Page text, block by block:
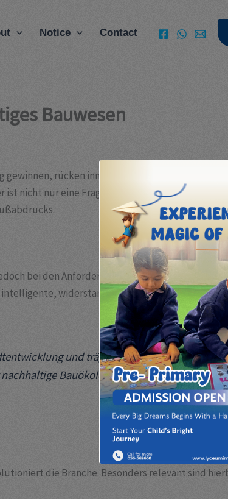
Notice Contact
Bauwesen
rücken innovative
nicht nur eine Frage des Komforts, sondern auch
bei den Anforderungen moderner
widerstandsfähige und ökologisch
und trägt maßgeblich zum Schutz
nachhaltige Bauökologie
die Branche. Besonders relevant sind